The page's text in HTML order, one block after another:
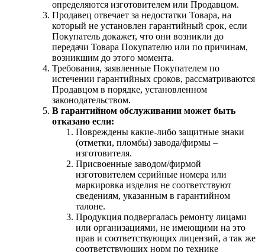
определяются изготовителем или Продавцом.
Продавец отвечает за недостатки Товара, на
который не установлен гарантийный срок, если
Покупатель докажет, что они возникли до
передачи Товара Покупателю или по причинам,
возникшим до этого момента.
Требования, заявленные Покупателем по
истечении гарантийных сроков, рассматриваются
Продавцом в порядке, установленном
законодательством.
В гарантийном обслуживании может быть
отказано если:
Повреждены какие-либо защитные знаки
(отметки, пломбы) завода/фирмы –
изготовителя.
Присвоенные заводом/фирмой
изготовителем серийные номера или
маркировка изделия не соответствуют
сведениям, указанным в гарантийном
талоне.
Продукция подвергалась ремонту лицами
или организациями, не имеющими на это
прав и соответствующих лицензий, а так же
соответствующих норм по технике